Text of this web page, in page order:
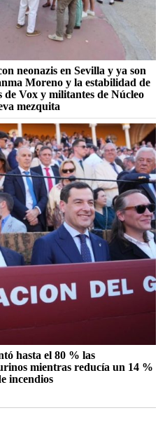
neonazis en Sevilla y ya son
Moreno y la estabilidad de
Vox y militantes de Núcleo
mezquita
hasta el 80 % las
mientras reducía un 14 %
incendios